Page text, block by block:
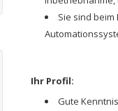
Sie sind
Ihr Profil:
Gute